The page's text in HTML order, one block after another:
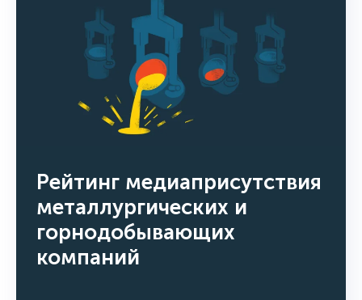
Рейтинг медиаприсутствия
металлургических и
горнодобывающих
компаний